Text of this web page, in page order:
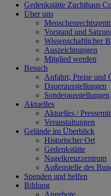
Gedenkstätte Zuchthaus
Über uns
Vorstand und
Wissenschaftlicher
Auszeichnungen
Mitglied werden
Besuch
Anfahrt, Preise und
Dauerausstellungen
Sonderausstellungen
Aktuelles
Aktuelles /
Veranstaltungen
Gelände im Überblick
Historischer Ort
Gedenkstätte
Nagelkreuzzentrum
Außenstelle des
Spenden und helfen
Bildung
Angebote